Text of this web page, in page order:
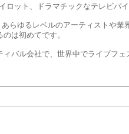
ット、ドラマチックなテレビパイ
ゆるレベルのアーティストや業
は初めてです。
バル会社で、世界中でライブフ